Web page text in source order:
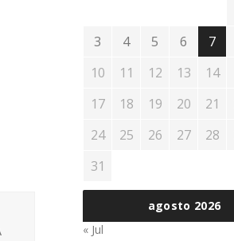
agosto 2026
3
4 5 6 7
10
11 12 13 14
17
18 19 20 21
24
25 26 27 28
31
« Jul